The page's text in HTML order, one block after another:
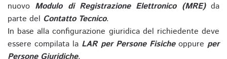
nuovo Modulo di Registrazione Elettronico (MRE)da
parte del Contatto Tecnico.
In base alla configurazione giuridica del richiedente deve
essere compilata la LAR per Persone Fisicheoppure per